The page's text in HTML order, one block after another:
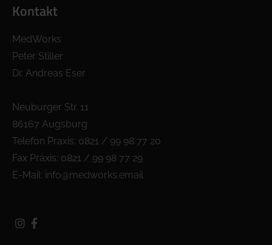
Kontakt
MedWorks
Peter Stiller
Dr. Andreas Eser
Neuburger Str. 11
86167 Augsburg
Telefon Praxis: 0821 / 99 98 77 20
Fax Praxis: 0821 / 99 98 77 29
E-Mail: info@medworks.email